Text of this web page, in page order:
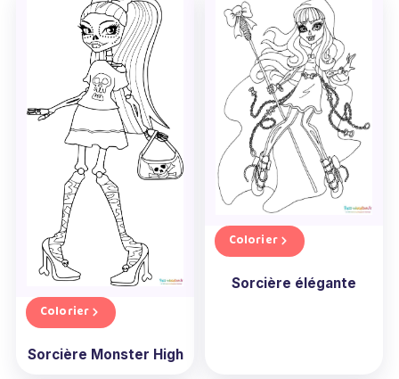
Avez-vous déjà imaginé le plaisir que
ressentiraient vos enfants en donnant vie aux
personnages emblématiques de Monster high ?
C'est maintenant possible avec noscoloriages
Monster high gratuits à imprimer. Ils pourront
exprimer leur passion pour ces personnages
hauts en couleur tout en s'amusant.
Lancez l'impression dès maintenant ! Rien ne
vaut le sourire d'un enfant épanoui dans une
activité qu'il adore. Alors, prêts à faire vivre une
expérience mémorable à vos petits monstres
avec ces coloriages Monster high ?
Colorier
Sorcière Monster High
Colorier
Sorcière élégante